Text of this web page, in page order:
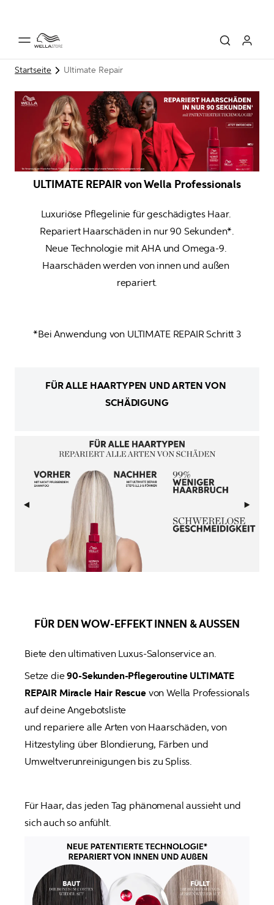
Startseite Ultimate Repair
ULTIMATE REPAIR von Wella Professionals
Luxuriöse Pflegelinie für geschädigtes Haar.
Repariert Haarschäden in nur 90 Sekunden*.
Neue Technologie mit AHA und Omega-9.
Haarschäden werden von innen und außen
repariert.
*Bei Anwendung von ULTIMATE REPAIR Schritt 3
FÜR ALLE HAARTYPEN UND ARTEN VON
SCHÄDIGUNG
FÜR DEN WOW-EFFEKT INNEN & AUSSEN
Biete den ultimativen Luxus-Salonservice an.
Setze die 90-Sekunden-Pflegeroutine ULTIMATE
REPAIR Miracle Hair Rescue von Wella Professionals
auf deine Angebotsliste
und repariere alle Arten von Haarschäden, von
Hitzestyling über Blondierung, Färben und
Umweltverunreinigungen bis zu Spliss.
Für Haar, das jeden Tag phänomenal aussieht und
sich auch so anfühlt.